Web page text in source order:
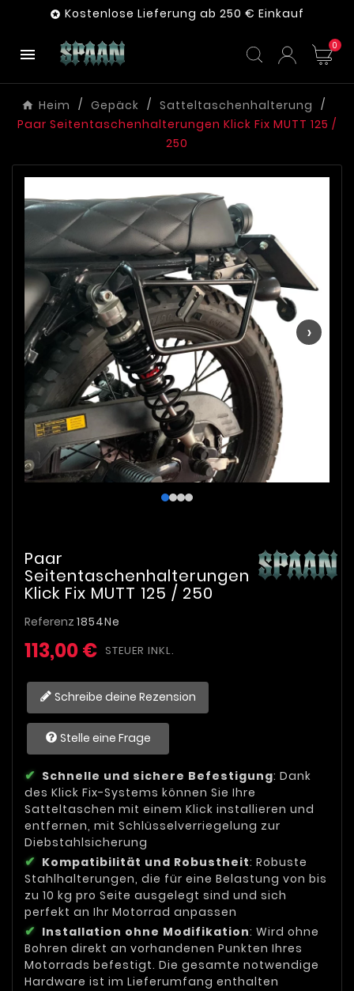
 Kostenlose Lieferung ab 250 € Einkauf
 0
Heim Gepäck
Satteltaschenhalterung
Paar Seitentaschenhalterungen Klick Fix MUTT 125 /
250
‹ ›
Paar
Seitentaschenhalterungen
Klick Fix MUTT 125 / 250
Referenz 1854Ne
113,00 € STEUER INKL.
Schreibe deine Rezension
Stelle eine Frage
Schnelle und sichere Befestigung: Dank
des Klick Fix-Systems können Sie Ihre
Satteltaschen mit einem Klick installieren und
entfernen, mit Schlüsselverriegelung zur
Diebstahlsicherung
Kompatibilität und Robustheit: Robuste
Stahlhalterungen, die für eine Belastung von bis
zu 10 kg pro Seite ausgelegt sind und sich
perfekt an Ihr Motorrad anpassen
Installation ohne Modifikation: Wird ohne
Bohren direkt an vorhandenen Punkten Ihres
Motorrads befestigt. Die gesamte notwendige
Hardware ist im Lieferumfang enthalten